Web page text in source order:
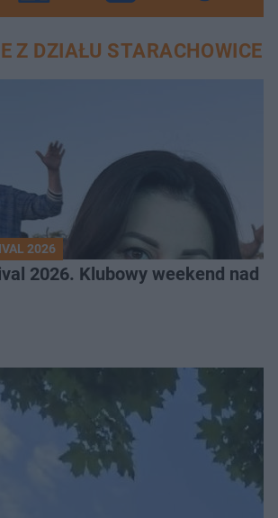
Z DZIAŁU STARACHOWICE
2026
2026. Klubowy weekend nad